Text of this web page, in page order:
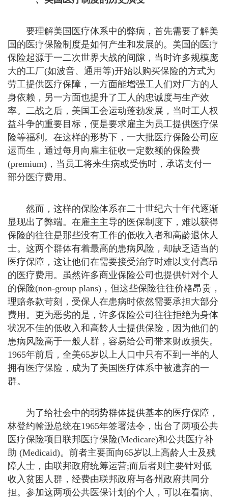
要理解美国医疗体系中的弊病，首先需要了解美
国的医疗保险制度是如何产生和发展的。美国的医疗
保险起源于一二次世界大战的间隙，当时许多规模庞
大的工厂(如波音、通用等)开始以购买保险的方式为
劳工提供医疗保障，一方面能增强工人们对厂方的人
身依赖，另一方面也提升了工人的忠诚度与生产效
率。二战之后，美国工会运动蓬勃发展，当时工人权
益斗争的重要目标，便是要求雇主为员工提供医疗保
险等福利。在这样的形势下，一大批医疗保险公司应
运而生，通过每月向雇主征收一定数额的保险费
(premium)，当员工将来生病或受伤时，承诺支付一
部分医疗费用。
然而，这样的保险体系在二十世纪六十年代逐渐
显现出了弊端。在雇主主导的医保制度下，难以获得
保险的往往是那些没有工作的低收入者和高龄退休人
士。这两个群体有着最高的患病风险，却缺乏适当的
医疗保障，这让他们在需要接受治疗时难以支付高昂
的医疗费用。虽然许多商业保险公司也提供针对个人
的保险(non-group plans)，但这些保险往往价格昂贵，
理赔条款苛刻，受保人在患病时依然需要承担大部分
费用。更为恶劣的是，许多保险公司往往拒绝为身体
状况不佳的低收入和高龄人士提供保险，因为他们的
患病风险高于一般人群，容易给公司带来财政损失。
1965年前后，全美65岁以上人口中只有不到一半的人
拥有医疗保险，成为了美国医疗体系中被遗弃的一
群。
为了给社会中的弱势群体提供基本的医疗保障，
林登约翰逊总统在1965年签署法令，出台了两项公共
医疗保险项目联邦医疗保险(Medicare)和公共医疗补
助 (Medicaid)。前者主要面向65岁以上高龄人士及残
障人士，由联邦政府统筹运营;而后者则主要针对低
收入贫困人群，经费由联邦政府与各州政府共同分
担。参加这两项公共医保计划的个人，可以在看病、